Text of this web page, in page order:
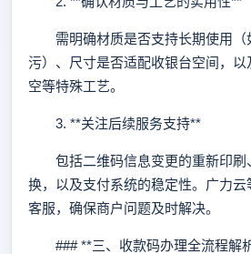
需明确材质是否支持长期使用（
污）、尺寸是否适配收银台空间，
空等特殊工艺。
3. **关注后续服务支持**
包括二维码信息变更的重新印刷
换，以及支付系统的稳定性。广力
客服，确保商户问题及时解决。
### **三、收款码办理全流程解